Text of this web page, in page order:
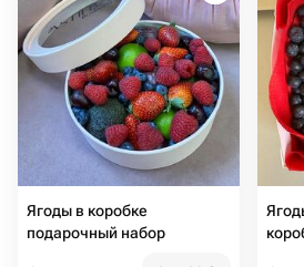
Ягоды в коробке
подарочный набор